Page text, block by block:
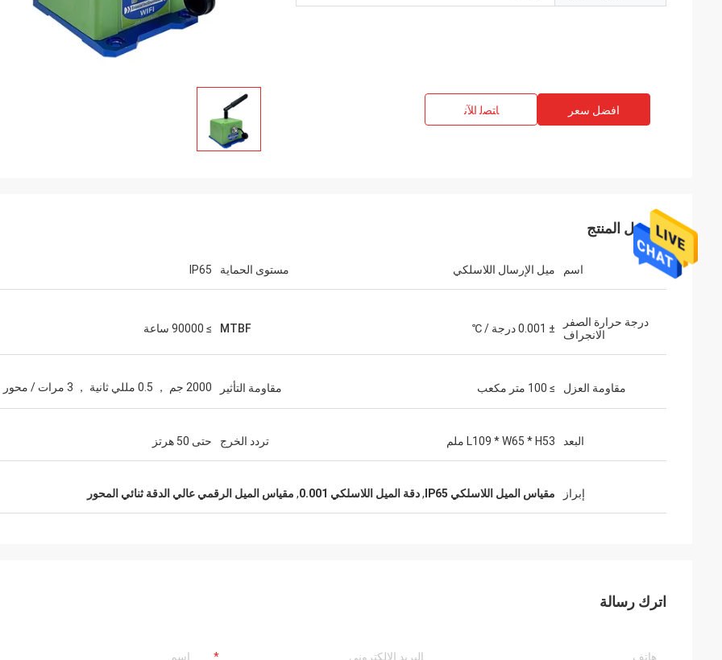
افضل سعر ﺎﺘﺼﻟ ﺍﻶﻧ
تفاصيل المنتج
اسم ميل الإرسال اللاسلكي مستوى الحماية IP65
درجة حرارة الصفر
الانجراف
± 0.001 درجة / ℃ MTBF ≥ 90000 ساعة
مقاومة العزل ≥ 100 متر مكعب مقاومة التأثير 2000 جم ， 0.5 مللي ثانية ， 3 مرات / محور
البعد L109 * W65 * H53 ملم تردد الخرج حتى 50 هرتز
إبراز مقياس الميل اللاسلكي IP65 ,دقة الميل اللاسلكي 0.001 , مقياس الميل الرقمي عالي الدقة ثنائي المحور
اترك رسالة